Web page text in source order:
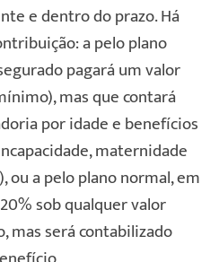
e dentro do prazo. Há
a pelo plano
pagará um valor
mas que contará
por idade e benefícios
maternidade
a pelo plano normal, em
sob qualquer valor
será contabilizado